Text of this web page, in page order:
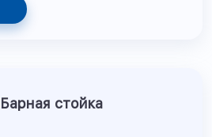
Барная стойка